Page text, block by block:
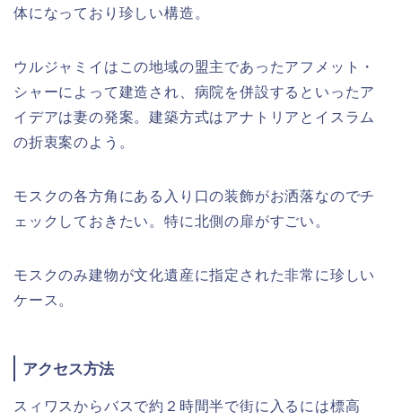
体になっており珍しい構造。
ウルジャミイはこの地域の盟主であったアフメット・
シャーによって建造され、病院を併設するといったア
イデアは妻の発案。建築方式はアナトリアとイスラム
の折衷案のよう。
モスクの各方角にある入り口の装飾がお洒落なのでチ
ェックしておきたい。特に北側の扉がすごい。
モスクのみ建物が文化遺産に指定された非常に珍しい
ケース。
アクセス方法
スィワスからバスで約２時間半で街に入るには標高